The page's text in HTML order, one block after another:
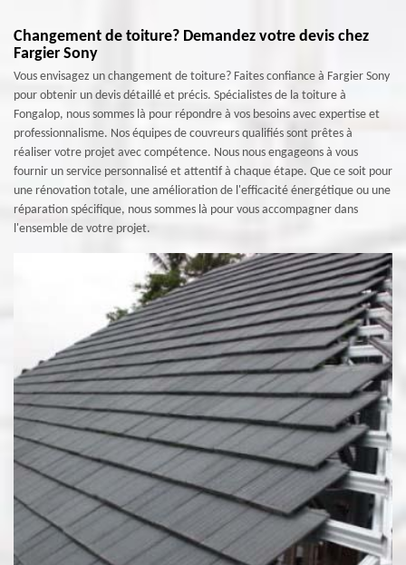
Changement de toiture? Demandez votre devis chez
Fargier Sony
Vous envisagez un changement de toiture? Faites confiance à Fargier Sony
pour obtenir un devis détaillé et précis. Spécialistes de la toiture à
Fongalop, nous sommes là pour répondre à vos besoins avec expertise et
professionnalisme. Nos équipes de couvreurs qualifiés sont prêtes à
réaliser votre projet avec compétence. Nous nous engageons à vous
fournir un service personnalisé et attentif à chaque étape. Que ce soit pour
une rénovation totale, une amélioration de l'efficacité énergétique ou une
réparation spécifique, nous sommes là pour vous accompagner dans
l'ensemble de votre projet.